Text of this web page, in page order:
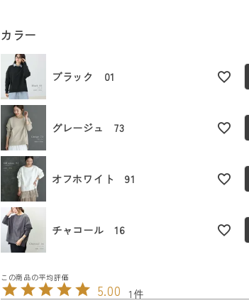
カラー
ブラック 01
グレージュ 73
オフホワイト 91
チャコール 16
5.00 1